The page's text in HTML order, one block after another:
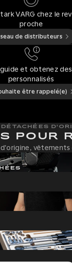
VARG chez le
proche
de distributeurs
et obtenez
personnalisés
être rappelé(e)
DÉTACHÉES
POUR
vêtements